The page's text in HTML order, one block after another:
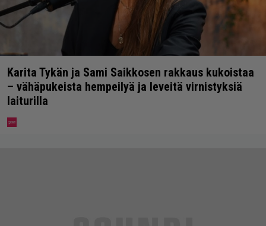
Karita Tykän ja Sami Saikkosen rakkaus kukoistaa
– vähäpukeista hempeilyä ja leveitä virnistyksiä
laiturilla